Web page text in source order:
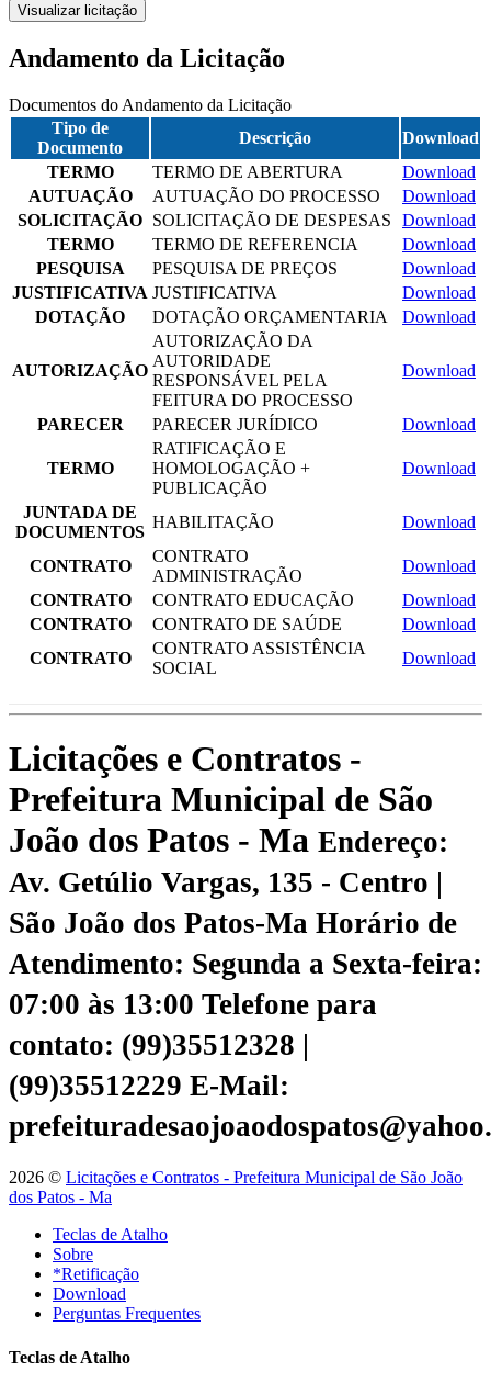
Visualizar licitação
Andamento da Licitação
Documentos do Andamento da Licitação
Tipo de
Documento
Descrição
Download
TERMO
TERMO DE ABERTURA
Download
AUTUAÇÃO
AUTUAÇÃO DO PROCESSO
Download
SOLICITAÇÃO SOLICITAÇÃO DE DESPESAS
Download
TERMO
TERMO DE REFERENCIA
Download
PESQUISA
PESQUISA DE PREÇOS
Download
JUSTIFICATIVA JUSTIFICATIVA
Download
DOTAÇÃO
DOTAÇÃO ORÇAMENTARIA Download
AUTORIZAÇÃO
AUTORIZAÇÃO DA
AUTORIDADE
RESPONSÁVEL PELA
FEITURA DO PROCESSO
Download
PARECER PARECER JURÍDICO Download
TERMO
RATIFICAÇÃO E
HOMOLOGAÇÃO +
PUBLICAÇÃO
Download
JUNTADA DE
DOCUMENTOS
HABILITAÇÃO Download
CONTRATO
CONTRATO
ADMINISTRAÇÃO
Download
CONTRATO
CONTRATO EDUCAÇÃO
Download
CONTRATO
CONTRATO DE SAÚDE
Download
CONTRATO
CONTRATO ASSISTÊNCIA
SOCIAL
Download
Licitações e Contratos -
Prefeitura Municipal de São
João dos Patos - Ma Endereço:
Av. Getúlio Vargas, 135 - Centro |
São João dos Patos-Ma Horário de
Atendimento: Segunda a Sexta-feira:
07:00 às 13:00 Telefone para
contato: (99)35512328 |
(99)35512229 E-Mail:
2026 © Licitações e Contratos - Prefeitura Municipal de São João
dos Patos - Ma
Teclas de Atalho
Sobre
*Retificação
Download
Perguntas Frequentes
Teclas de Atalho